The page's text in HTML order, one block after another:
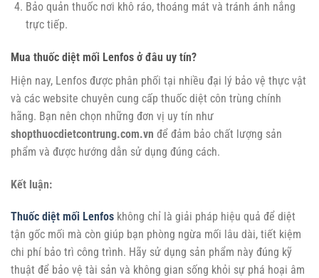
Bảo quản thuốc nơi khô ráo, thoáng mát và tránh ánh nắng
trực tiếp.
Mua thuốc diệt mối Lenfos ở đâu uy tín?
Hiện nay, Lenfos được phân phối tại nhiều đại lý bảo vệ thực vật
và các website chuyên cung cấp thuốc diệt côn trùng chính
hãng. Bạn nên chọn những đơn vị uy tín như
shopthuocdietcontrung.com.vn để đảm bảo chất lượng sản
phẩm và được hướng dẫn sử dụng đúng cách.
Kết luận:
Thuốc diệt mối Lenfos không chỉ là giải pháp hiệu quả để diệt
tận gốc mối mà còn giúp bạn phòng ngừa mối lâu dài, tiết kiệm
chi phí bảo trì công trình. Hãy sử dụng sản phẩm này đúng kỹ
thuật để bảo vệ tài sản và không gian sống khỏi sự phá hoại âm